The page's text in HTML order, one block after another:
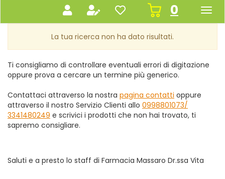
0inseriti
La tua ricerca non ha dato risultati.
Ti consigliamo di controllare eventuali errori di digitazione
oppure prova a cercare un termine più generico.
Contattaci attraverso la nostra pagina contatti oppure
attraverso il nostro Servizio Clienti allo 0998801073/
3341480249 e scrivici i prodotti che non hai trovato, ti
sapremo consigliare.
Saluti e a presto lo staff di Farmacia Massaro Dr.ssa Vita